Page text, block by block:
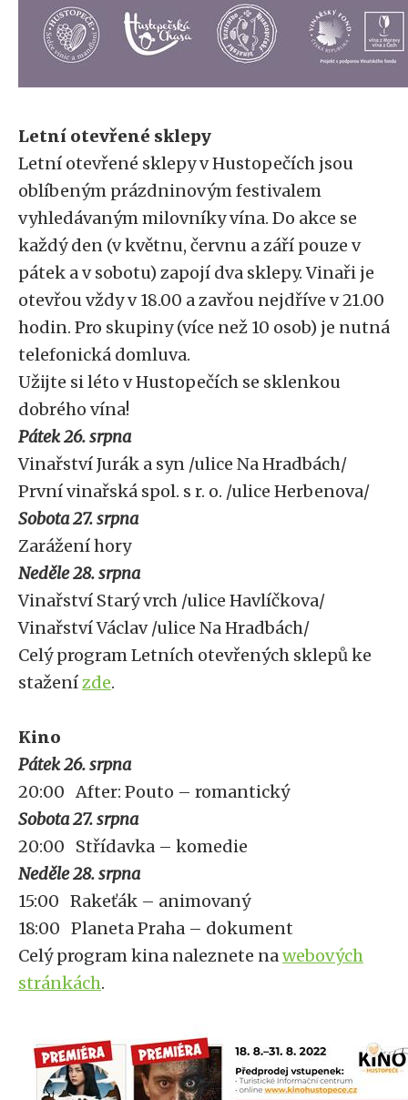
Letní otevřené sklepy
Letní otevřené sklepy v Hustopečích jsou
oblíbeným prázdninovým festivalem
vyhledávaným milovníky vína. Do akce se
každý den (v květnu, červnu a září pouze v
pátek a v sobotu) zapojí dva sklepy. Vinaři je
otevřou vždy v 18.00 a zavřou nejdříve v 21.00
hodin. Pro skupiny (více než 10 osob) je nutná
telefonická domluva.
Užijte si léto v Hustopečích se sklenkou
dobrého vína!
Pátek 26. srpna
Vinařství Jurák a syn /ulice Na Hradbách/
První vinařská spol. s r. o. /ulice Herbenova/
Sobota 27. srpna
Zarážení hory
Neděle 28. srpna
Vinařství Starý vrch /ulice Havlíčkova/
Vinařství Václav /ulice Na Hradbách/
Celý program Letních otevřených sklepů ke
staženízde.
Kino
Pátek 26. srpna
20:00 After: Pouto – romantický
Sobota 27. srpna
20:00 Střídavka – komedie
Neděle 28. srpna
15:00 Rakeťák – animovaný
18:00 Planeta Praha – dokument
Celý program kina naleznete nawebových
stránkách.